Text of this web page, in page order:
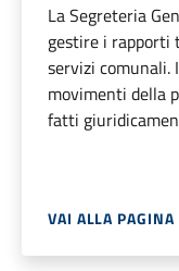
La Segreteria
gestire i
servizi comunali.
movimenti della
fatti
VAI ALLA PAGINA